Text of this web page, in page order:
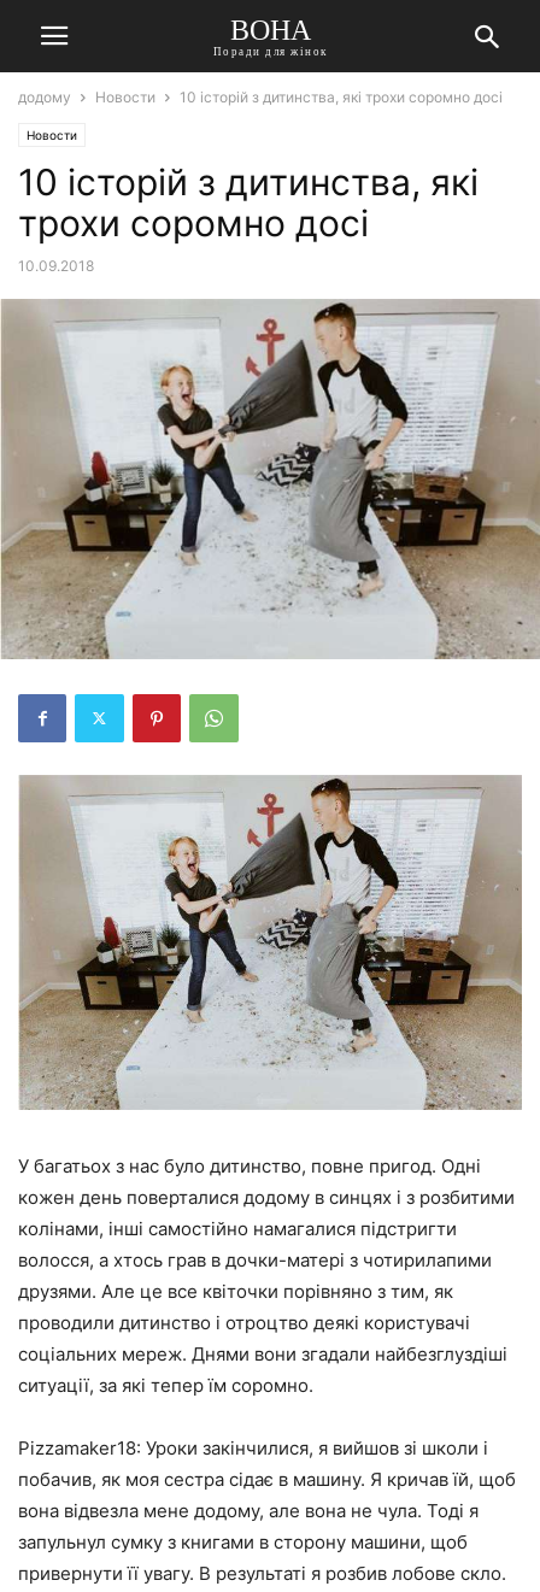
ВОНА
Поради для жінок
додому Новости 10 історій з дитинства, які трохи соромно досі
Новости
10 історій з дитинства, які
трохи соромно досі
10.09.2018
У багатьох з нас було дитинство, повне пригод. Одні
кожен день поверталися додому в синцях і з розбитими
колінами, інші самостійно намагалися підстригти
волосся, а хтось грав в дочки-матері з чотирилапими
друзями. Але це все квіточки порівняно з тим, як
проводили дитинство і отроцтво деякі користувачі
соціальних мереж. Днями вони згадали найбезглуздіші
ситуації, за які тепер їм соромно.
Pizzamaker18: Уроки закінчилися, я вийшов зі школи і
побачив, як моя сестра сідає в машину. Я кричав їй, щоб
вона відвезла мене додому, але вона не чула. Тоді я
запульнул сумку з книгами в сторону машини, щоб
привернути її увагу. В результаті я розбив лобове скло.